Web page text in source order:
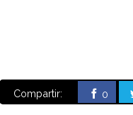
Compartir: 0